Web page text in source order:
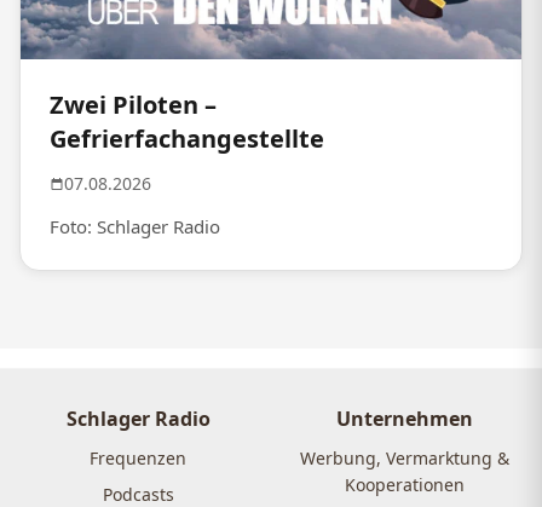
Zwei Piloten –
Gefrierfachangestellte
07.08.2026
Foto: Schlager Radio
Schlager Radio
Frequenzen
Podcasts
Unternehmen
Werbung, Vermarktung &
Kooperationen